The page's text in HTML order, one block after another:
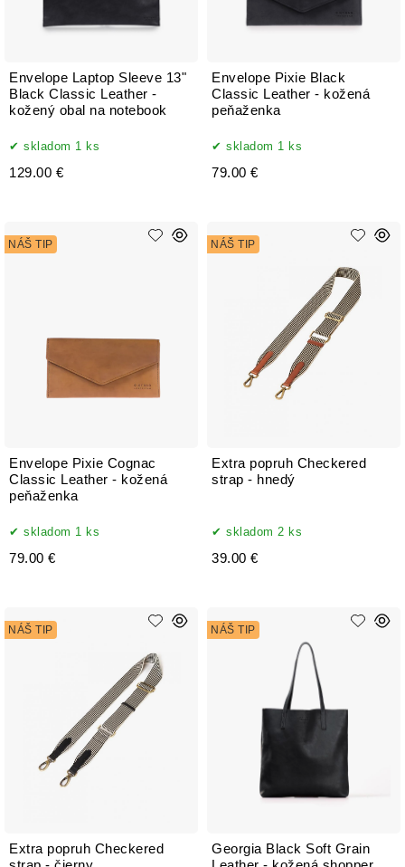
Envelope Laptop Sleeve 13"
Black Classic Leather -
kožený obal na notebook
skladom 1 ks
129.00 €
Envelope Pixie Black
Classic Leather - kožená
peňaženka
skladom 1 ks
79.00 €
Envelope Pixie Cognac
Classic Leather - kožená
peňaženka
NÁŠ TIP
skladom 1 ks
79.00 €
Extra popruh Checkered
strap - hnedý
NÁŠ TIP
skladom 2 ks
39.00 €
Extra popruh Checkered
NÁŠ TIP
Georgia Black Soft Grain
NÁŠ TIP